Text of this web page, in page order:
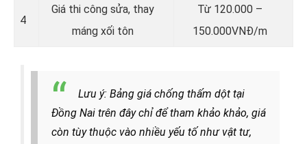
4
Giá thi công sửa, thay
máng xối tôn
Từ 120.000 –
150.000VNĐ/m
Lưu ý: Bảng giá chống thấm dột tại
Đồng Nai trên đây chỉ để tham khảo khảo, giá
còn tùy thuộc vào nhiều yếu tố như vật tư,